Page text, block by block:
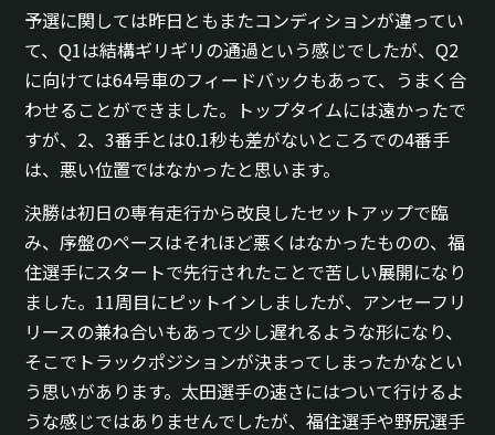
予選に関しては昨日ともまたコンディションが違ってい
て、Q1は結構ギリギリの通過という感じでしたが、Q2
に向けては64号車のフィードバックもあって、うまく合
わせることができました。トップタイムには遠かったで
すが、2、3番手とは0.1秒も差がないところでの4番手
は、悪い位置ではなかったと思います。
決勝は初日の専有走行から改良したセットアップで臨
み、序盤のペースはそれほど悪くはなかったものの、福
住選手にスタートで先行されたことで苦しい展開になり
ました。11周目にピットインしましたが、アンセーフリ
リースの兼ね合いもあって少し遅れるような形になり、
そこでトラックポジションが決まってしまったかなとい
う思いがあります。太田選手の速さにはついて行けるよ
うな感じではありませんでしたが、福住選手や野尻選手